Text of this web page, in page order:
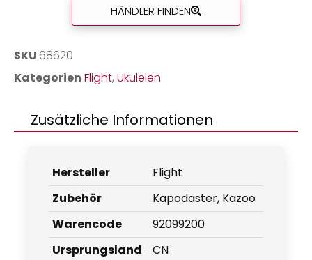
HÄNDLER FINDEN
SKU 68620
Kategorien Flight, Ukulelen
Zusätzliche Informationen
Hersteller
Flight
Zubehör
Kapodaster, Kazoo
Warencode
92099200
Ursprungsland
CN